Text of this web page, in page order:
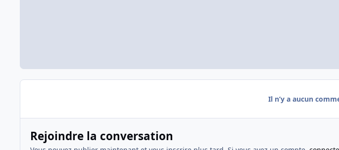
Il n’y a aucun
Rejoindre la conversation